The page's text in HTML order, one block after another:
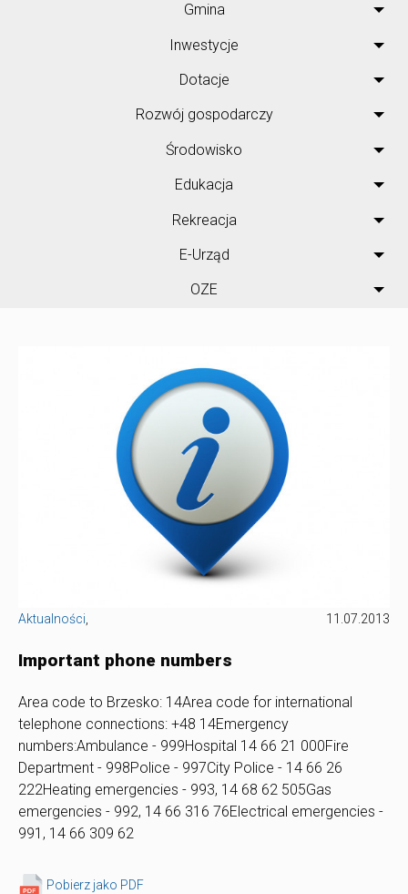
Gmina
Inwestycje
Dotacje
Rozwój gospodarczy
Środowisko
Edukacja
Rekreacja
E-Urząd
OZE
Aktualności 11.07.2013
Important phone numbers
Area code to Brzesko: 14Area code for international
telephone connections: +48 14Emergency
numbers:Ambulance - 999Hospital 14 66 21 000Fire
Department - 998Police - 997City Police - 14 66 26
222Heating emergencies - 993, 14 68 62 505Gas
emergencies - 992, 14 66 316 76Electrical emergencies -
991, 14 66 309 62
Pobierz jako PDF